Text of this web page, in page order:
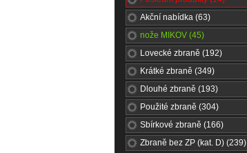
Akční nabídka (63)
nože MIKOV (45)
Lovecké zbraně (192)
Krátké zbraně (349)
Dlouhé zbraně (193)
Použité zbraně (304)
Sbírkové zbraně (166)
Zbraně bez ZP (kat. D) (239)